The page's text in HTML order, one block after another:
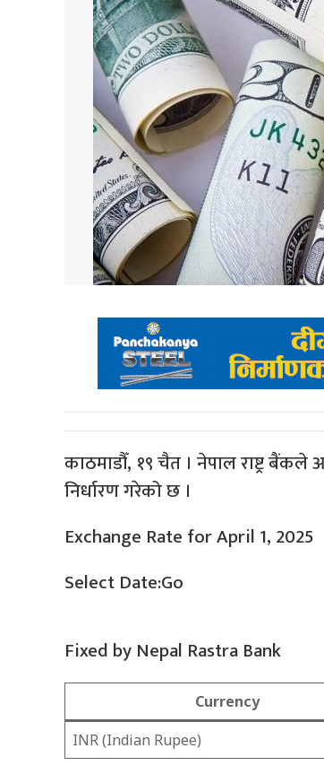
काठमाडौँ, १९ चैत । नेपाल राष्ट्र
निर्धारण गरेको छ ।
Exchange Rate for April 1, 2025
Select Date:Go
Fixed by Nepal Rastra Bank
Currency
INR (Indian Rupee)